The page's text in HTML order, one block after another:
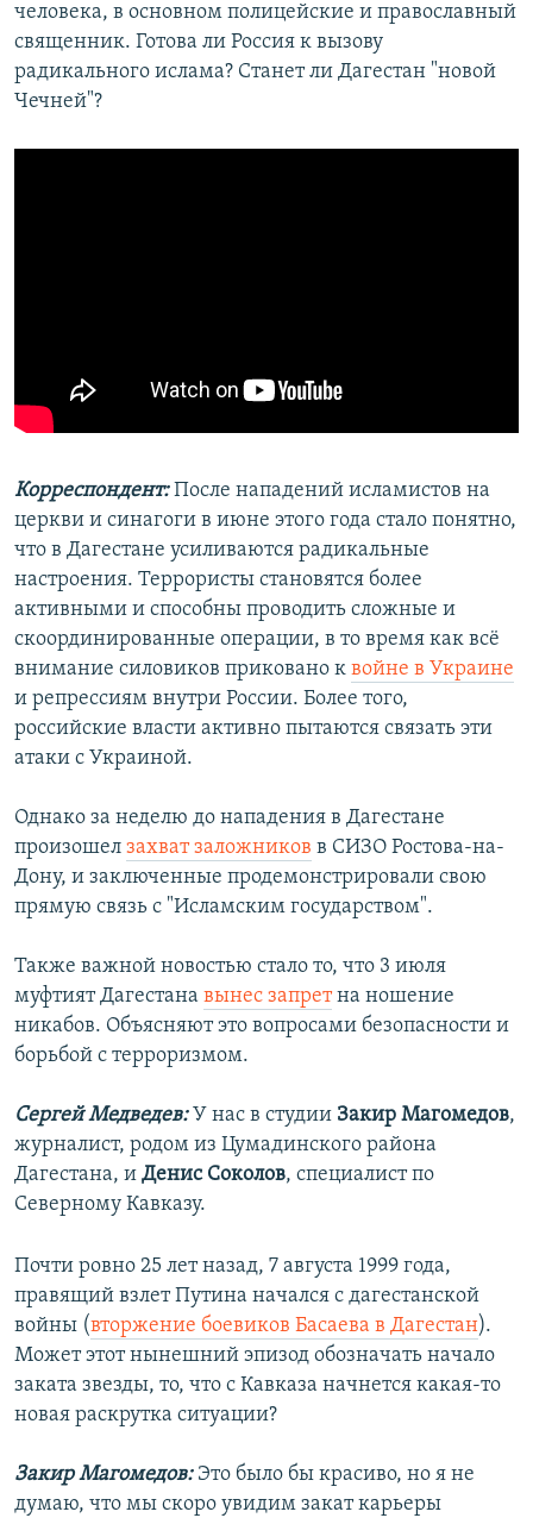
человека, в основном полицейские и православный
священник. Готова ли Россия к вызову
радикального ислама? Станет ли Дагестан "новой
Чечней"?
Корреспондент:После нападений исламистов на
церкви и синагоги в июне этого года стало понятно,
что в Дагестане усиливаются радикальные
настроения. Террористы становятся более
активными и способны проводить сложные и
скоординированные операции, в то время как всё
внимание силовиков приковано к войне в Украине
и репрессиям внутри России. Более того,
российские власти активно пытаются связать эти
атаки с Украиной.
Однако за неделю до нападения в Дагестане
произошел захват заложников в СИЗО Ростова-на-
Дону, и заключенные продемонстрировали свою
прямую связь с "Исламским государством".
Также важной новостью стало то, что 3 июля
муфтият Дагестана вынес запретна ношение
никабов. Объясняют это вопросами безопасности и
борьбой с терроризмом.
Сергей Медведев: У нас в студии Закир Магомедов,
журналист, родом из Цумадинского района
Дагестана, и Денис Соколов, специалист по
Северному Кавказу.
Почти ровно 25 лет назад, 7 августа 1999 года,
правящий взлет Путина начался с дагестанской
войны (вторжение боевиков Басаева в Дагестан).
Может этот нынешний эпизод обозначать начало
заката звезды, то, что с Кавказа начнется какая-то
новая раскрутка ситуации?
Закир Магомедов: Это было бы красиво, но я не
думаю, что мы скоро увидим закат карьеры